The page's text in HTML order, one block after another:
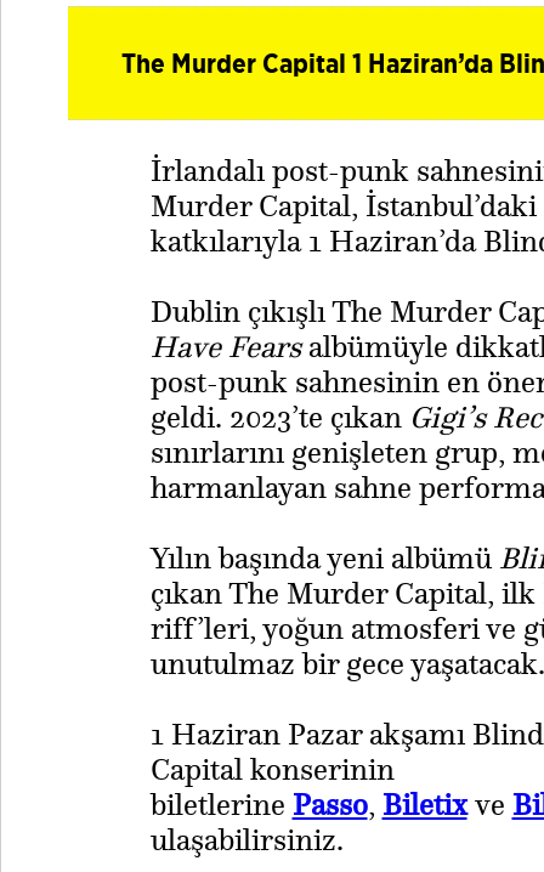
The Murder Capital 1 Haziran’da
İrlandalı post-punk
Murder Capital,
katkılarıyla 1 Haziran’da
Dublin çıkışlı The Murder
Have Fearsalbümüyle
post-punk sahnesinin en
geldi. 2023’te çıkan Gigi’s
sınırlarını genişleten grup,
harmanlayan sahne
Yılın başında yeni albümü
çıkan The Murder Capital,
riff’leri, yoğun atmosferi ve
unutulmaz bir gece yaşatacak.
​1 Haziran Pazar akşamı
Capital konserinin
biletlerine Passo, Biletixve
ulaşabilirsiniz.